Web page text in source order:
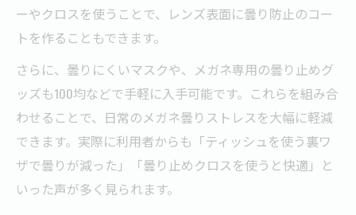
メガネが曇らない工夫と対策グッズの選び
方
曇らないメガネのための裏ワザを紹介
快適なメガネ生活を実現する最新アイデア
メガネ曇りを防ぐための素材と構造の工夫
メガネ曇り止めスプレーの効果的な使い方
メガネが曇らないマスクの付け方実践法
メガネにマスクを装着する正しい手順とは
ーやクロスを使うことで、レンズ表面に曇り防止のコー
トを作ることもできます。
さらに、曇りにくいマスクや、メガネ専用の曇り止めグ
ッズも100均などで手軽に入手可能です。これらを組み合
わせることで、日常のメガネ曇りストレスを大幅に軽減
できます。実際に利用者からも「ティッシュを使う裏ワ
ザで曇りが減った」「曇り止めクロスを使うと快適」と
いった声が多く見られます。